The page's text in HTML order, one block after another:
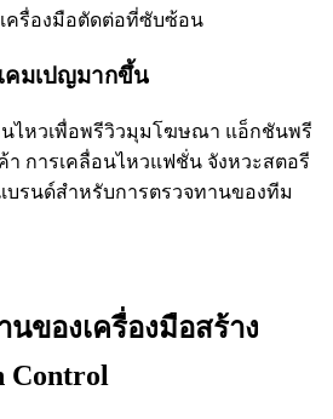
ครื่องมือตัดต่อที่ซับซ้อน
คมเปญมากขึ้น
ไหวเพื่อพรีวิวมุมโฆษณา แอ็กชันพรี
า การเคลื่อนไหวแฟชั่น จังหวะสตอรี
รนด์สำหรับการตรวจทานของทีม
ของเครื่องมือสร้าง
Control